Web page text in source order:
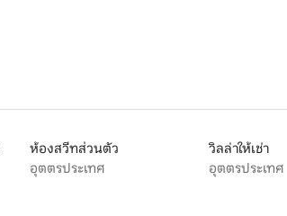
ห้องสวีทส่วนตัว
อุตตรประเทศ
วิลล่าให้เช่า
อุตตรประเทศ